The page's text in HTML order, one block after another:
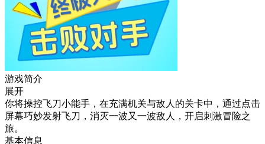
游戏简介
展开
你将操控飞刀小能手，在充满机关与敌人的关卡中，通过点击
屏幕巧妙发射飞刀，消灭一波又一波敌人，开启刺激冒险之
旅。
基本信息